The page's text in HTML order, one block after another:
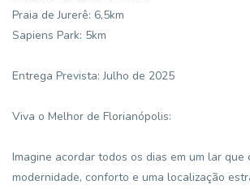
Praia de Jurerê: 6,5km
Sapiens Park: 5km
Entrega Prevista: Julho de 2025
Viva o Melhor de Florianópolis:
Imagine acordar todos os dias em um lar que
modernidade, conforto e uma localização